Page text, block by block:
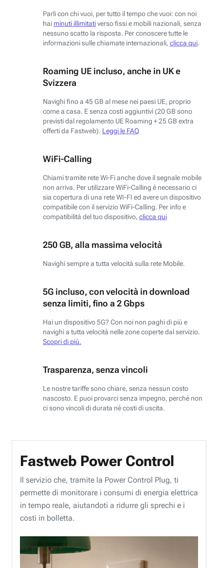
Parli con chi vuoi, per tutto il tempo che vuoi: con noi
hai minuti illimitativerso fissi e mobili nazionali, senza
nessuno scatto la risposta. Per conoscere tutte le
informazioni sulle chiamate internazionali, clicca qui.
Roaming UE incluso, anche in UK e
Svizzera
Navighi fino a 45 GB al mese nei paesi UE, proprio
come a casa. E senza costi aggiuntivi (20 GB sono
previsti dal regolamento UE Roaming + 25 GB extra
offerti da Fastweb). Leggi le FAQ
WiFi-Calling
Chiami tramite rete Wi-Fi anche dove il segnale mobile
non arriva. Per utilizzare WiFi-Calling è necessario ci
sia copertura di una rete WI-FI ed avere un dispositivo
compatibile con il servizio WiFi-Calling. Per info e
compatibilità del tuo dispositivo, clicca qui
250 GB, alla massima velocità
Navighi sempre a tutta velocità sulla rete Mobile.
5G incluso, con velocità in download
senza limiti, fino a 2 Gbps
Hai un dispositivo 5G? Con noi non paghi di più e
navighi a tutta velocità nelle zone coperte dal servizio.
Scopri di più.
Trasparenza, senza vincoli
Le nostre tariffe sono chiare, senza nessun costo
nascosto. E puoi provarci senza impegno, perché non
ci sono vincoli di durata né costi di uscita.
Fastweb Power Control
Il servizio che, tramite la Power Control Plug, ti
permette di monitorare i consumi di energia elettrica
in tempo reale, aiutandoti a ridurre gli sprechi e i
costi in bolletta.